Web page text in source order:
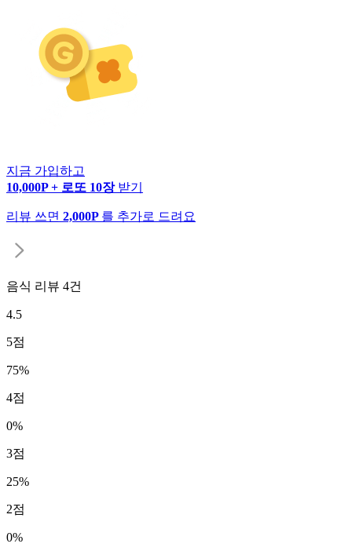
지금 가입하고
10,000P + 로또 10장 받기
리뷰 쓰면 2,000P 를 추가로 드려요
음식 리뷰 4건
4.5
5점
75%
4점
0%
3점
25%
2점
0%